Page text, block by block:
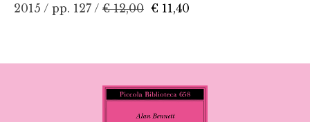
2015 / pp. 127 / € 12,00 € 11,40